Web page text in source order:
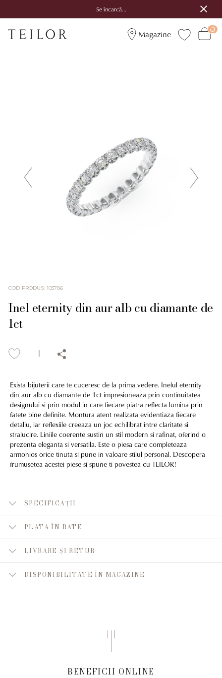
Se încarcă...
Magazine
COD PRODUS: 103786
Inel eternity din aur alb cu diamante de
1ct
Exista bijuterii care te cuceresc de la prima vedere. Inelul eternity
din aur alb cu diamante de 1ct impresioneaza prin continuitatea
designului si prin modul in care fiecare piatra reflecta lumina prin
fatete bine definite. Montura atent realizata evidentiaza fiecare
detaliu, iar reflexiile creeaza un joc echilibrat intre claritate si
stralucire. Liniile coerente sustin un stil modern si rafinat, oferind o
prezenta eleganta si versatila. Este o piesa care completeaza
armonios orice tinuta si pune in valoare stilul personal. Descopera
frumusetea acestei piese si spune-ti povestea cu TEILOR!
SPECIFICAȚII
PLATA ÎN RATE
LIVRARE ȘI RETUR
DISPONIBILITATE ÎN MAGAZINE
BENEFICII ONLINE